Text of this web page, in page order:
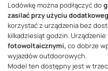
Lodówkę można podłączyć do
zasilać przy użyciu
korzystać z urządzenia bez
kilkadziesiąt godzin.
fotowoltaicznymi, co dobrze
wyjazdów outdoorowych.
Model ten dostępny jest w